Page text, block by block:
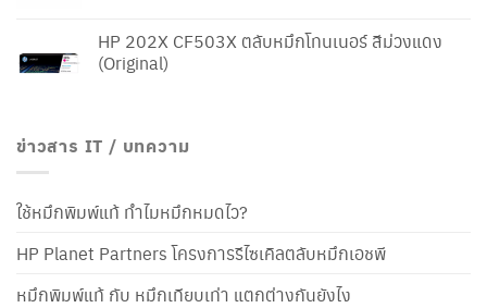
HP 202X CF503X ตลับหมึกโทนเนอร์ สีม่วงแดง
(Original)
ข่าวสาร IT / บทความ
ใช้หมึกพิมพ์แท้ ทำไมหมึกหมดไว?
HP Planet Partners โครงการรีไซเคิลตลับหมึกเอชพี
หมึกพิมพ์แท้ กับ หมึกเทียบเท่า แตกต่างกันยังไง